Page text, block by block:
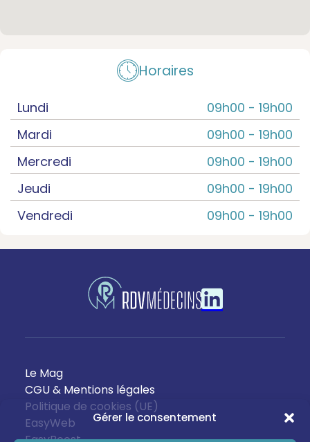
Gérer le consentement
Horaires
Lundi 09h00 - 19h00
Mardi
09h00 - 19h00
Mercredi
09h00 - 19h00
Jeudi
09h00 - 19h00
Vendredi
09h00 - 19h00
Le Mag
CGU & Mentions légales
Politique de cookies (UE)
EasyWeb